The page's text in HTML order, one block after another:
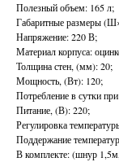
Полезный объем: 165 л;
Габаритные размеры
Напряжение: 220 В;
Материал корпуса:
Толщина стен, (мм): 20;
Мощность, (Вт): 120;
Потребление в сутки
Питание, (В): 220;
Регулировка
Поддержание
В комплекте: (шнур